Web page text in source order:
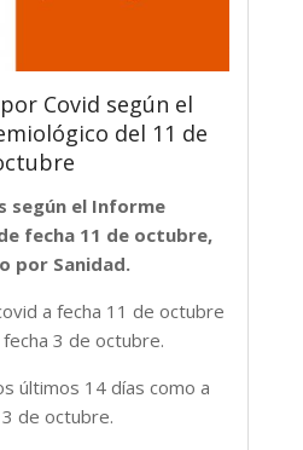
Covid según el
del 11 de
según el Informe
fecha 11 de octubre,
por Sanidad.
a fecha 11 de octubre
3 de octubre.
últimos 14 días como a
de octubre.